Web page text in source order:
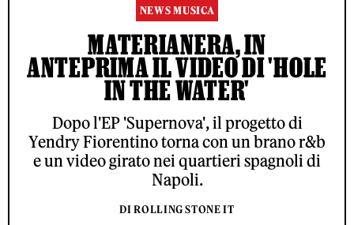
NEWS MUSICA
MATERIANERA, IN
ANTEPRIMA IL VIDEO DI 'HOLE
IN THE WATER'
Dopo l'EP 'Supernova', il progetto di
Yendry Fiorentino torna con un brano r&b
e un video girato nei quartieri spagnoli di
Napoli.
DI ROLLING STONE IT